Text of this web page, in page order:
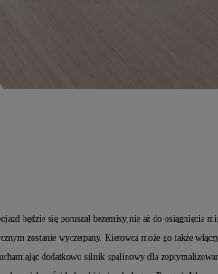
będzie się poruszał bezemisyjnie aż do
zostanie wyczerpany. Kierowca może go także
dodatkowo silnik spalinowy dla